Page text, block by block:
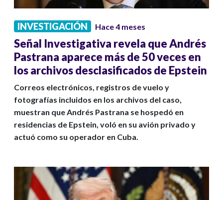
INVESTIGACIÓN Hace 4 meses
Señal Investigativa revela que Andrés
Pastrana aparece más de 50 veces en
los archivos desclasificados de Epstein
Correos electrónicos, registros de vuelo y
fotografías incluidos en los archivos del caso,
muestran que Andrés Pastrana se hospedó en
residencias de Epstein, voló en su avión privado y
actuó como su operador en Cuba.